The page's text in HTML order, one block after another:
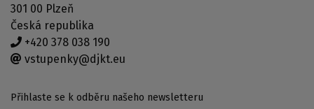
301 00 Plzeň
Česká republika
+420 378 038 190
vstupenky@djkt.eu
Přihlaste se k odběru našeho newsletteru